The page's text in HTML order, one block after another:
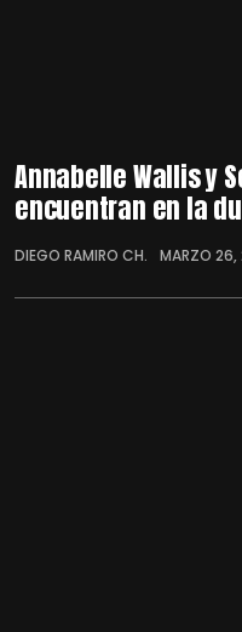
Annabelle Wallis y
encuentran en la
DIEGO RAMIRO CH. MARZO